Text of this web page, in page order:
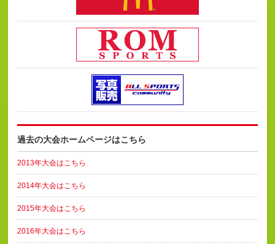
過去の大会ホームページはこちら
2013年大会はこちら
2014年大会はこちら
2015年大会はこちら
2016年大会はこちら